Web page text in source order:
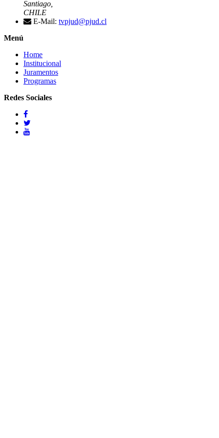
Santiago,
CHILE
E-Mail: tvpjud@pjud.cl
Menú
Home
Institucional
Juramentos
Programas
Redes Sociales